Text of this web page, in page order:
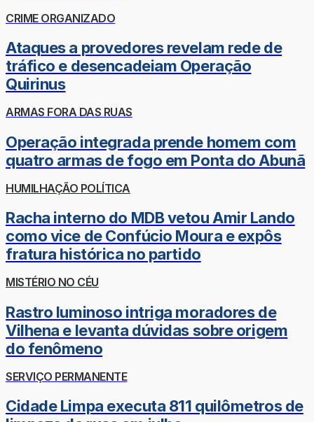
CRIME ORGANIZADO
Ataques a provedores revelam rede de
tráfico e desencadeiam Operação
Quirinus
ARMAS FORA DAS RUAS
Operação integrada prende homem com
quatro armas de fogo em Ponta do Abunã
HUMILHAÇÃO POLÍTICA
Racha interno do MDB vetou Amir Lando
como vice de Confúcio Moura e expôs
fratura histórica no partido
MISTÉRIO NO CÉU
Rastro luminoso intriga moradores de
Vilhena e levanta dúvidas sobre origem
do fenômeno
SERVIÇO PERMANENTE
Cidade Limpa executa 811 quilômetros de